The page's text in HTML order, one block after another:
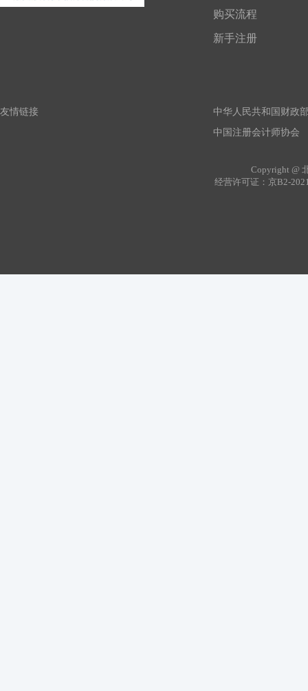
购买流程
新手注册
友情链接
中华人民共和国财政
中国注册会计师协会
Copyright @
经营许可证：京B2-